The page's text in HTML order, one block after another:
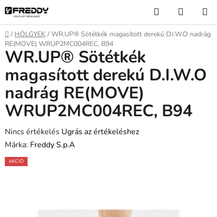
Ugrás
fő
tartalomhoz
KeresésKOSÁR
Kezdőlap
/ HÖLGYEK / WR.UP® Sötétkék magasított derekú D.I.W.O nadrág
RE(MOVE) WRUP2MC004REC, B94
WR.UP® Sötétkék
magasított derekú D.I.W.O
nadrág RE(MOVE)
WRUP2MC004REC, B94
A
termék
átlagos
Nincs értékelés Ugrás az értékeléshez
Márka: Freddy S.p.A
AKCIÓ